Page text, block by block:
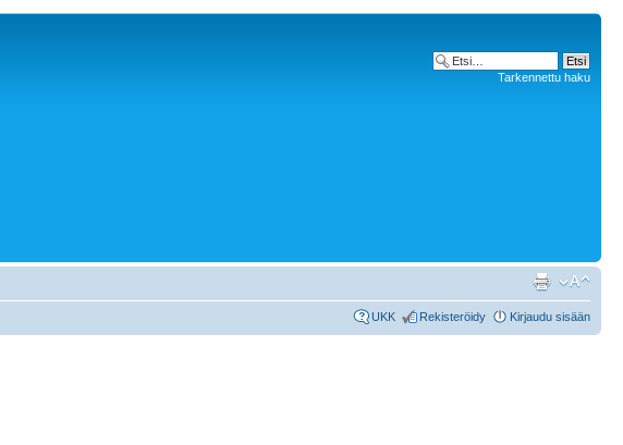
Tarkennettu haku
UKK Rekisteröidy Kirjaudu sisään